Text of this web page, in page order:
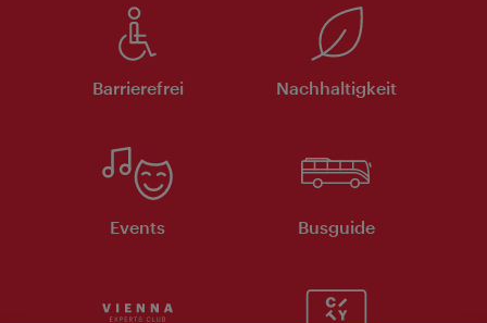
Barrierefrei Nachhaltigkeit
Events Busguide